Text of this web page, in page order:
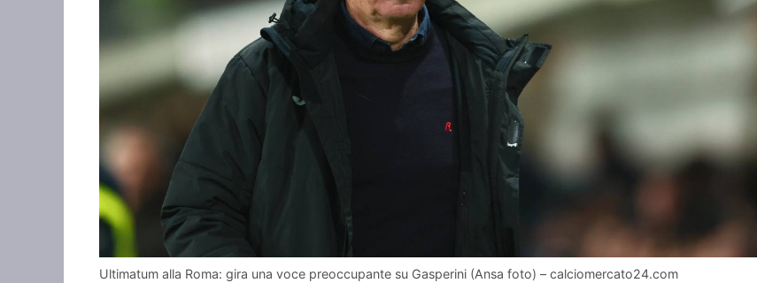
Ultimatum alla Roma: gira una voce preoccupante su Gasperini (Ansa foto) – calciomercato24.com